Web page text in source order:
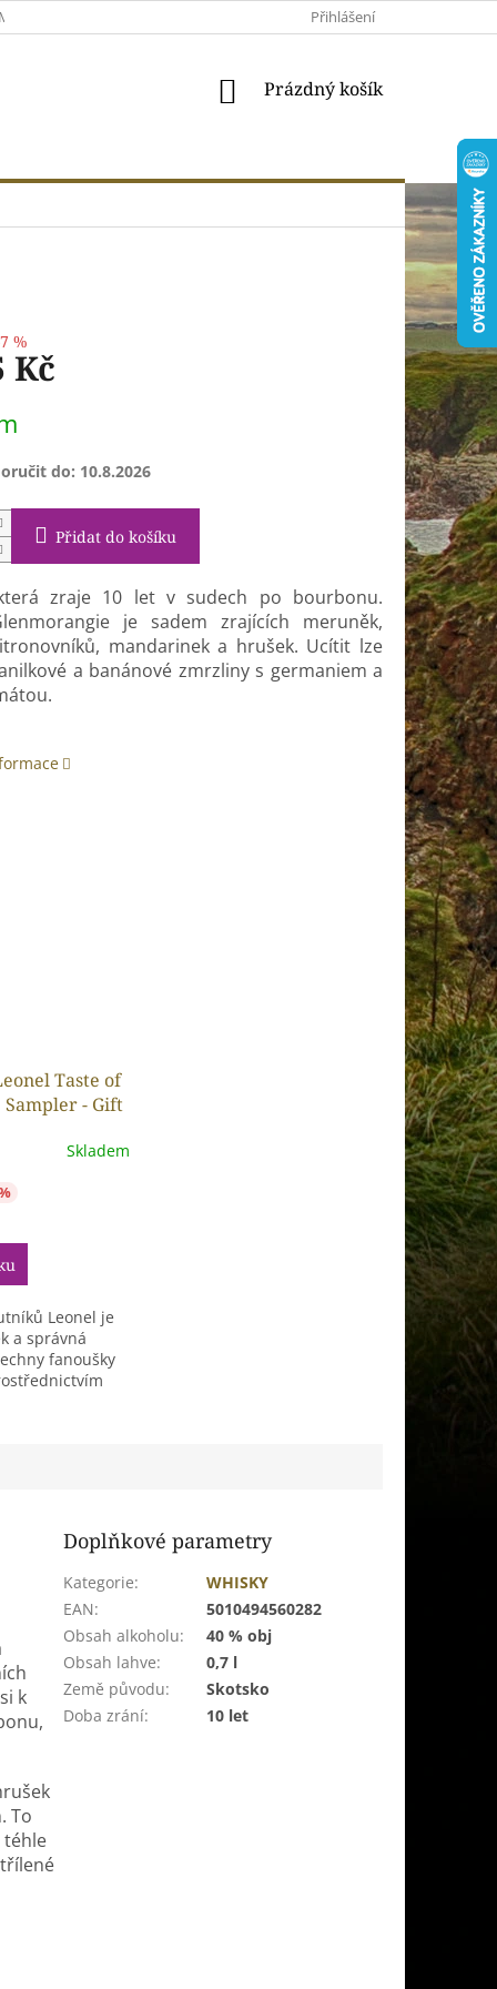
A VRÁCENÍ VŠEOBECNÉ OBCHODNÍ
Přihlášení
NÁKUPNÍ
Prázdný košík
%
Kč
do: 10.8.2026
Přidat do košíku
zraje 10 let v sudech po bourbonu.
je sadem zrajících meruněk,
mandarinek a hrušek. Ucítit lze
a banánové zmrzliny s germaniem a
Taste of
- Gift
Skladem
Leonel je
a správná
fanoušky
k
To
téhle
Doplňkové parametry
Kategorie:
WHISKY
EAN:
5010494560282
Obsah alkoholu:
40 % obj
Obsah lahve:
0,7 l
Země původu:
Skotsko
Doba zrání: 10 let